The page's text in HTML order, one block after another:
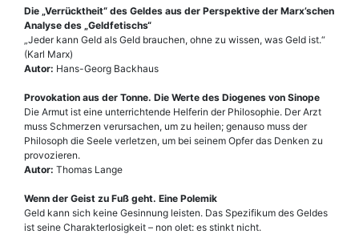
Die „Verrücktheit“ des Geldes aus der Perspektive der Marx’schen
Analyse des „Geldfetischs“
„Jeder kann Geld als Geld brauchen, ohne zu wissen, was Geld ist.“
(Karl Marx)
Autor: Hans-Georg Backhaus
Provokation aus der Tonne. Die Werte des Diogenes von Sinope
Die Armut ist eine unterrichtende Helferin der Philosophie. Der Arzt
muss Schmerzen verursachen, um zu heilen; genauso muss der
Philosoph die Seele verletzen, um bei seinem Opfer das Denken zu
provozieren.
Autor: Thomas Lange
Wenn der Geist zu Fuß geht. Eine Polemik
Geld kann sich keine Gesinnung leisten. Das Spezifikum des Geldes
ist seine Charakterlosigkeit – non olet: es stinkt nicht.